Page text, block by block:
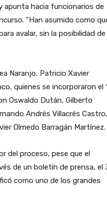
apunta hacia funcionarios de
“Han asumido como
avalar, sin la posibilidad de
Naranjo, Patricio Xavier
quienes se incorporaron el
Oswaldo Dután, Gilberto
Andrés Villacrés Castro,
Olmedo Barragán Martínez.
del proceso, pese que el
de un boletín de prensa, el
como uno de los grandes